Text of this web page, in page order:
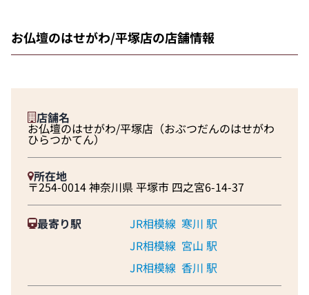
お仏壇のはせがわ/平塚店の店舗情報
店舗名
お仏壇のはせがわ/平塚店（おぶつだんのはせがわ
ひらつかてん）
所在地
〒254-0014 神奈川県 平塚市 四之宮6-14-37
最寄り駅 JR相模線 寒川 駅
JR相模線 宮山 駅
JR相模線 香川 駅